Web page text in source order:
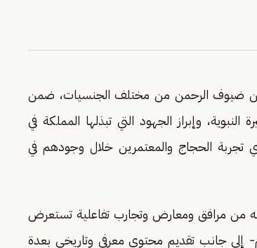
من ضيوف الرحمن من مختلف الجنسيات، ضمن
وإبراز الجهود التي تبذلها المملكة في
يثري تجربة الحجاج والمعتمرين خلال وجودهم في
من مرافق ومعارض وتجارب تفاعلية تستعرض
إلى جانب تقديم محتوى معرفي وتاريخي بعدة